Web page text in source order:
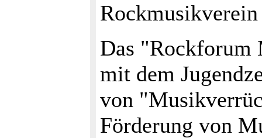
Rockmusikverein
Das
mit dem
von
Förderung von